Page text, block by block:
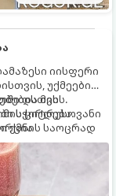
იისფერი
უქმეების
ციტრუსოვანი
ქმნის საოცრად
და მის
სჭირდება.